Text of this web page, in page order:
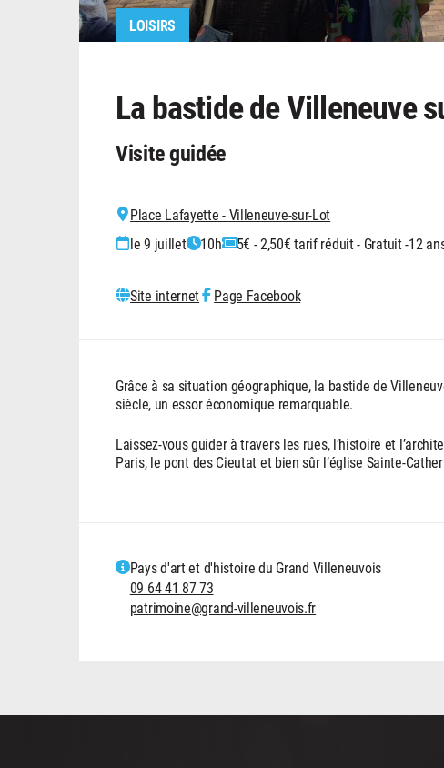
LOISIRS
La bastide de Villeneuve
Visite guidée
Place Lafayette - Villeneuve-sur-Lot
le 9 juillet
10h 5€ - 2,50€ tarif réduit - Gratuit -12
Site internet Page Facebook
Grâce à sa situation géographique, la bastide de
siècle, un essor économique remarquable.
Laissez-vous guider à travers les rues, l’histoire et
Paris, le pont des Cieutat et bien sûr l’église Sainte-
Pays d'art et d'histoire du Grand Villeneuvois
09 64 41 87 73
patrimoine@grand-villeneuvois.fr